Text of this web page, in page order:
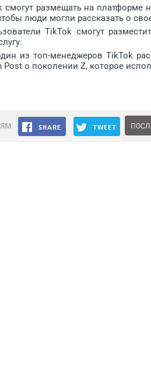
смогут размещать на
люди могли рассказать о
TikTok смогут
из топ-менеджеров TikTok
Post о поколении Z, которое